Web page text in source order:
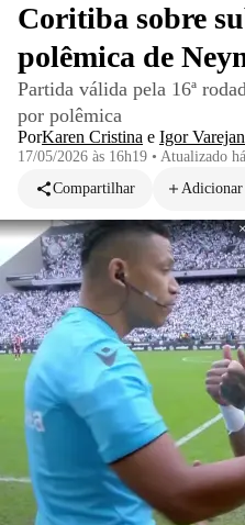
Coritiba sobre
polêmica de
Partida válida pela 16ª
por polêmica
PorKaren Cristina e Igor
17/05/2026 às 16h19 • Atualizado
Compartilhar